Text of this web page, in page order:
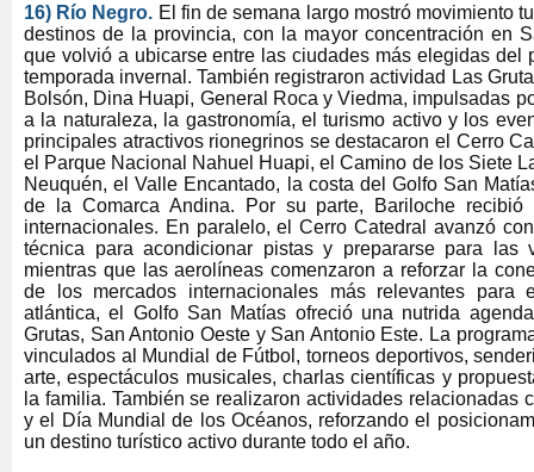
16) Río Negro. El fin de semana largo mostró movimiento
destinos de la provincia, con la mayor concentración en
que volvió a ubicarse entre las ciudades más elegidas del
temporada invernal. También registraron actividad Las
Bolsón, Dina Huapi, General Roca y Viedma, impulsadas
a la naturaleza, la gastronomía, el turismo activo y los
principales atractivos rionegrinos se destacaron el Cerro
el Parque Nacional Nahuel Huapi, el Camino de los Siete
Neuquén, el Valle Encantado, la costa del Golfo San
de la Comarca Andina. Por su parte, Bariloche recibió
internacionales. En paralelo, el Cerro Catedral avanzó
técnica para acondicionar pistas y prepararse para las
mientras que las aerolíneas comenzaron a reforzar la
de los mercados internacionales más relevantes para
atlántica, el Golfo San Matías ofreció una nutrida
Grutas, San Antonio Oeste y San Antonio Este. La
vinculados al Mundial de Fútbol, torneos deportivos,
arte, espectáculos musicales, charlas científicas y
la familia. También se realizaron actividades relacionadas
y el Día Mundial de los Océanos, reforzando el
un destino turístico activo durante todo el año.